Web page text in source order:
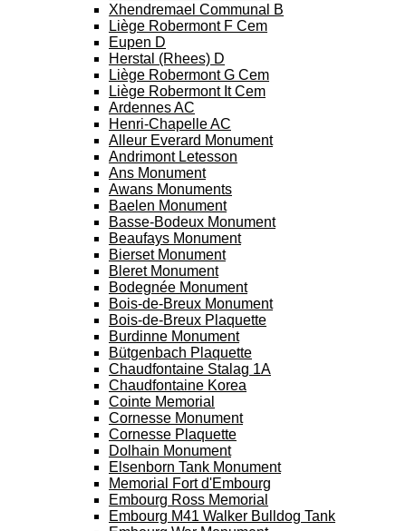
Xhendremael Communal B
Liège Robermont F Cem
Eupen D
Herstal (Rhees) D
Liège Robermont G Cem
Liège Robermont It Cem
Ardennes AC
Henri-Chapelle AC
Alleur Everard Monument
Andrimont Letesson
Ans Monument
Awans Monuments
Baelen Monument
Basse-Bodeux Monument
Beaufays Monument
Bierset Monument
Bleret Monument
Bodegnée Monument
Bois-de-Breux Monument
Bois-de-Breux Plaquette
Burdinne Monument
Bütgenbach Plaquette
Chaudfontaine Stalag 1A
Chaudfontaine Korea
Cointe Memorial
Cornesse Monument
Cornesse Plaquette
Dolhain Monument
Elsenborn Tank Monument
Memorial Fort d'Embourg
Embourg Ross Memorial
Embourg M41 Walker Bulldog Tank